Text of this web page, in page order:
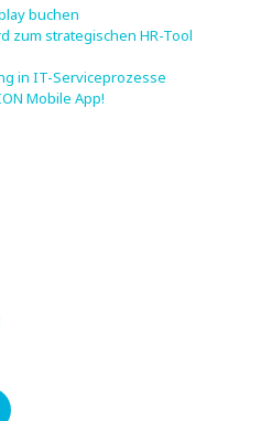
buchen
zum strategischen HR-Tool
in IT-Serviceprozesse
Mobile App!